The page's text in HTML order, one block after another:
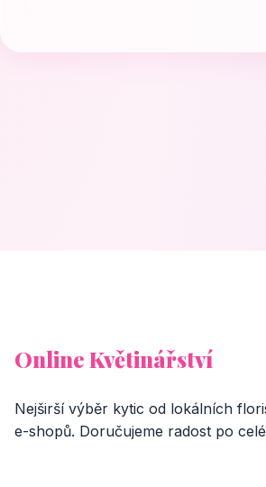
Online Květinářství
Nejširší výběr kytic od lokálních
e-shopů. Doručujeme radost po